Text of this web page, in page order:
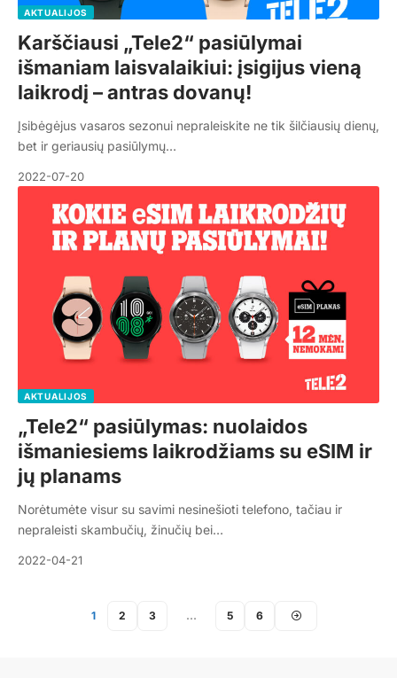
AKTUALIJOS
Karščiausi „Tele2“ pasiūlymai
išmaniam laisvalaikiui: įsigijus vieną
laikrodį – antras dovanų!
Įsibėgėjus vasaros sezonui nepraleiskite ne tik šilčiausių dienų,
bet ir geriausių pasiūlymų…
2022-07-20
AKTUALIJOS
„Tele2“ pasiūlymas: nuolaidos
išmaniesiems laikrodžiams su eSIM ir
jų planams
Norėtumėte visur su savimi nesinešioti telefono, tačiau ir
nepraleisti skambučių, žinučių bei…
2022-04-21
1 2 3 … 5 6